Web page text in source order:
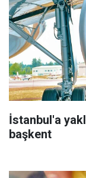
İstanbul'a
başkent